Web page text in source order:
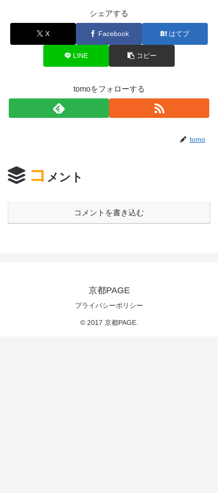
シェアする
X Facebook はてブ
LINE コピー
tomoをフォローする
tomo
コ メント
コメントを書き込む
京都PAGE
プライバシーポリシー
© 2017 京都PAGE.